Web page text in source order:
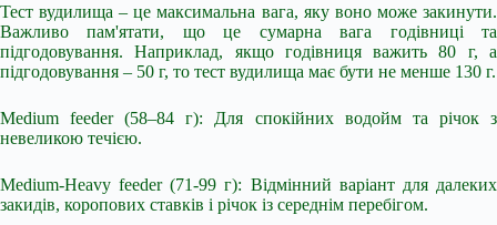
Тест вудилища – це максимальна вага, яку воно може закинути.
Важливо пам'ятати, що це сумарна вага годівниці та
підгодовування. Наприклад, якщо годівниця важить 80 г, а
підгодовування – 50 г, то тест вудилища має бути не менше 130 г.
Medium feeder (58–84 г): Для спокійних водойм та річок з
невеликою течією.
Medium-Heavy feeder (71-99 г): Відмінний варіант для далеких
закидів, коропових ставків і річок із середнім перебігом.